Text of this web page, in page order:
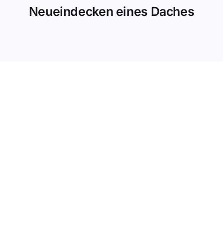
Neueindecken eines Daches